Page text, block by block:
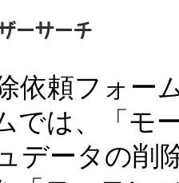
依頼フォー
では、「モ
データの削